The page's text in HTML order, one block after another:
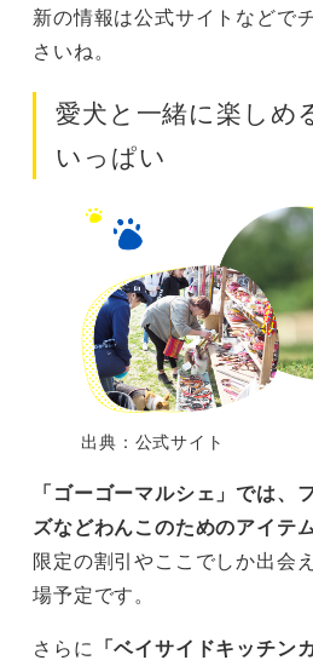
新の情報は公式サイトなどで
さいね。
愛犬と一緒に楽しめ
いっぱい
出典：公式サイト
「ゴーゴーマルシェ」では、
ズなどわんこのためのアイテ
限定の割引やここでしか出会
場予定です。
さらに 「ベイサイドキッチン